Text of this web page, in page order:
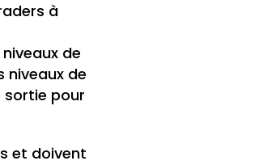
à
de
niveaux de
sortie pour
et doivent